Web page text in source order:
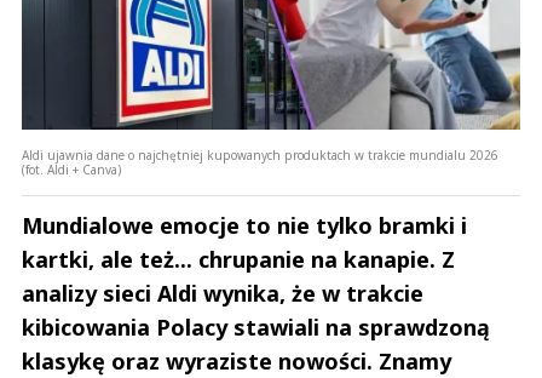
Jarom
14.05.2024 / 20:39
Korzystam z tych usług i nie rozumiem po co są wyłączane. Słabo, bo
żappka do tej pory to był niezły kombajn.
Jarom
0
Aldi ujawnia dane o najchętniej kupowanych produktach w trakcie mundialu 2026
(fot. Aldi + Canva)
Mundialowe emocje to nie tylko bramki i
kartki, ale też... chrupanie na kanapie. Z
analizy sieci Aldi wynika, że w trakcie
kibicowania Polacy stawiali na sprawdzoną
klasykę oraz wyraziste nowości. Znamy